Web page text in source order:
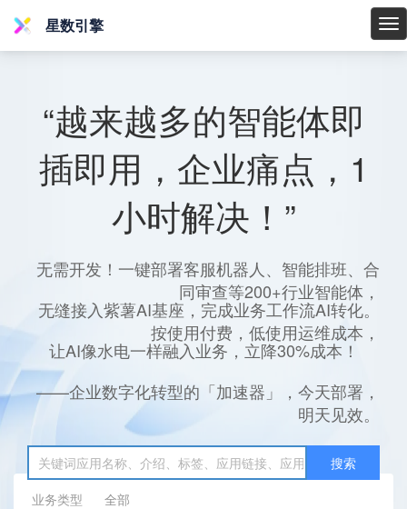
星
星数引擎
“越来越多的智能体即
插即用，企业痛点，1
小时解决！”
无需开发！一键部署客服机器人、智能排班、合
同审查等200+行业智能体，
无缝接入紫薯AI基座，完成业务工作流AI转化。
按使用付费，低使用运维成本，
让AI像水电一样融入业务，立降30%成本！
——企业数字化转型的「加速器」，今天部署，
明天见效。
搜索
业务类型
全部